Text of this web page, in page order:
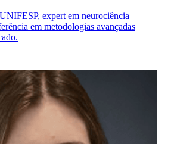
expert em neurociência
em metodologias avançadas